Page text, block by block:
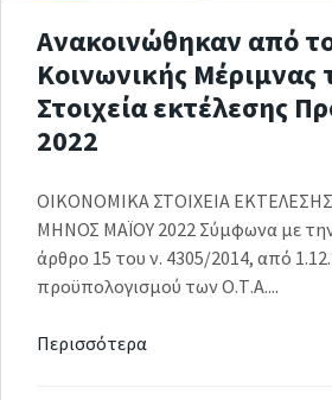
Ανακοινώθηκαν από
Κοινωνικής Μέριμνας
Στοιχεία εκτέλεσης
2022
ΟΙΚΟΝΟΜΙΚΑ ΣΤΟΙΧΕΙΑ
ΜΗΝΟΣ ΜΑΪΟΥ 2022 Σύμφωνα με
άρθρο 15 του ν. 4305/2014, από
προϋπολογισμού των Ο.Τ.Α....
Περισσότερα